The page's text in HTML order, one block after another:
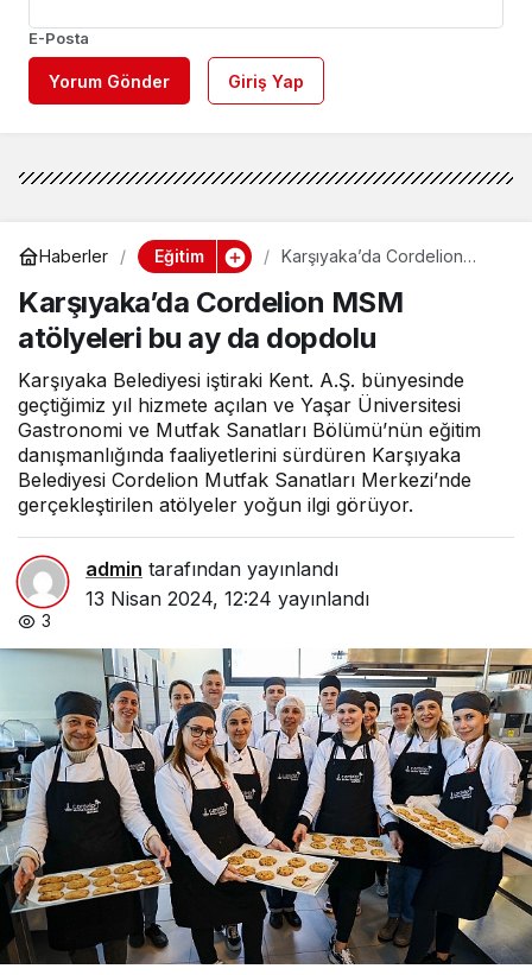
E-Posta
Yorum Gönder Giriş Yap
Haberler Eğitim
Karşıyaka’da Cordelion
dopdolu
Karşıyaka’da Cordelion MSM
atölyeleri bu ay da dopdolu
Karşıyaka Belediyesi iştiraki Kent. A.Ş. bünyesinde
geçtiğimiz yıl hizmete açılan ve Yaşar Üniversitesi
Gastronomi ve Mutfak Sanatları Bölümü’nün eğitim
danışmanlığında faaliyetlerini sürdüren Karşıyaka
Belediyesi Cordelion Mutfak Sanatları Merkezi’nde
gerçekleştirilen atölyeler yoğun ilgi görüyor.
admin tarafından yayınlandı
13 Nisan 2024, 12:24 yayınlandı
3